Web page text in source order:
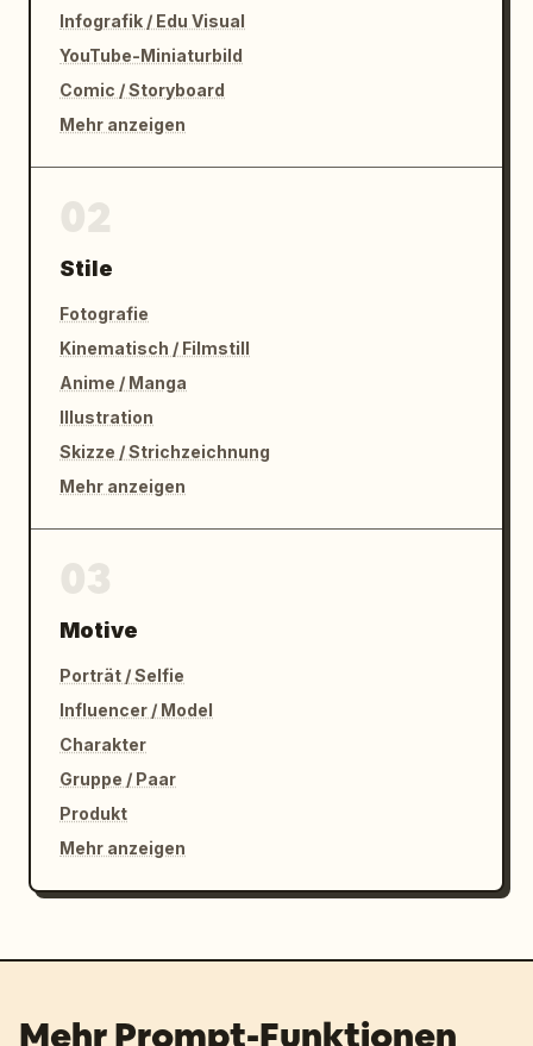
Infografik / Edu Visual
YouTube-Miniaturbild
Comic / Storyboard
Mehr anzeigen
Stile
Fotografie
Kinematisch / Filmstill
Anime / Manga
Illustration
Skizze / Strichzeichnung
Mehr anzeigen
Motive
Porträt / Selfie
Influencer / Model
Charakter
Gruppe / Paar
Produkt
Mehr anzeigen
Mehr Prompt-Funktionen